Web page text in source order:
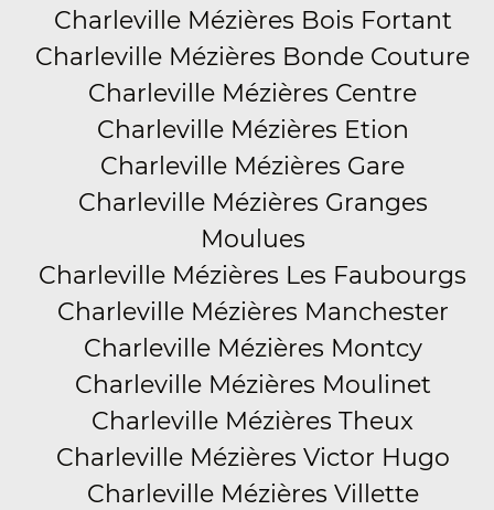
Charleville Mézières Bois Fortant
Charleville Mézières Bonde Couture
Charleville Mézières Centre
Charleville Mézières Etion
Charleville Mézières Gare
Charleville Mézières Granges
Moulues
Charleville Mézières Les Faubourgs
Charleville Mézières Manchester
Charleville Mézières Montcy
Charleville Mézières Moulinet
Charleville Mézières Theux
Charleville Mézières Victor Hugo
Charleville Mézières Villette